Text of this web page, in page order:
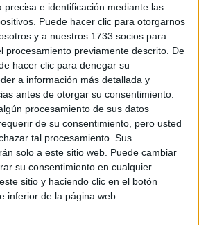
precisa e identificación mediante las
Puede hacer clic para otorgarnos
y a nuestros 1733 socios para
procesamiento previamente descrito. De
hacer clic para denegar su
a información más detallada y
antes de otorgar su consentimiento.
procesamiento de sus datos
de su consentimiento, pero usted
tal procesamiento. Sus
solo a este sitio web. Puede cambiar
su consentimiento en cualquier
sitio y haciendo clic en el botón
inferior de la página web.